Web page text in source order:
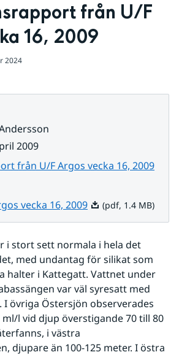
från U/F
16, 2009
2024
2009
från U/F Argos vecka 16, 2009Pdf,
vecka 16, 2009Pdf, 1.4 MB.
(pdf, 1.4 MB)
i stort sett normala i hela det
med undantag för silikat som
halter i Kattegatt. Vattnet under
var väl syresatt med
I övriga Östersjön observerades
l vid djup överstigande 70 till 80
i västra
djupare än 100-125 meter. I östra